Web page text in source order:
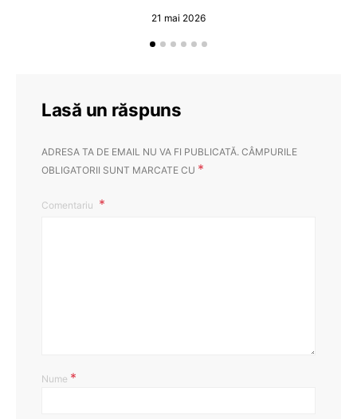
21 mai 2026
Lasă un răspuns
ADRESA TA DE EMAIL NU VA FI PUBLICATĂ. CÂMPURILE
OBLIGATORII SUNT MARCATE CU *
Comentariu
Nume *